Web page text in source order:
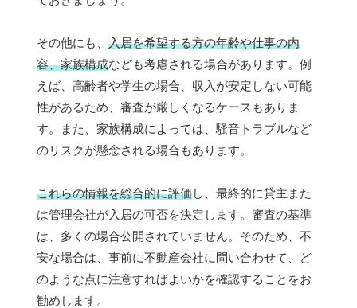
その他にも、 入居を希望する方の年齢や仕事の内
容、家族構成なども考慮される場合があります。例
えば、高齢者や学生の場合、収入が安定しない可能
性があるため、審査が厳しくなるケースもありま
す。また、家族構成によっては、騒音トラブルなど
のリスクが懸念される場合もあります。
これらの情報を総合的に評価し、最終的に貸主また
は管理会社が入居の可否を決定します。審査の基準
は、多くの場合公開されていません。そのため、不
安な場合は、事前に不動産会社に問い合わせて、ど
のような点に注意すればよいかを確認することをお
勧めします。